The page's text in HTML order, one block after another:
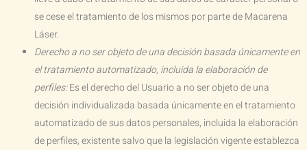
se cese el tratamiento de los mismos por parte deMacarena
Láser.
Derecho a no ser objeto de una decisión basada únicamente en
el tratamiento automatizado, incluida la elaboración de
perfiles:Es el derecho del Usuario a no ser objeto de una
decisión individualizada basada únicamente en el tratamiento
automatizado de sus datos personales, incluida la elaboración
de perfiles, existente salvo que la legislación vigente establezca